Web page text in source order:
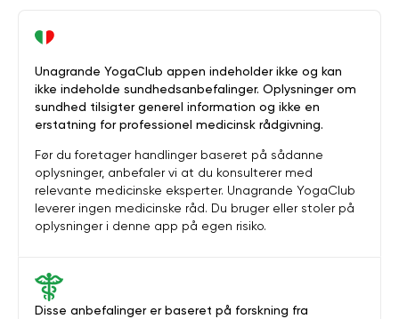
Disse anbefalinger er baseret på forskning fra
Unagrande YogaClub appen indeholder ikke og kan
ikke indeholde sundhedsanbefalinger. Oplysninger om
sundhed tilsigter generel information og ikke en
erstatning for professionel medicinsk rådgivning.
Før du foretager handlinger baseret på sådanne
oplysninger, anbefaler vi at du konsulterer med
relevante medicinske eksperter. Unagrande YogaClub
leverer ingen medicinske råd. Du bruger eller stoler på
oplysninger i denne app på egen risiko.